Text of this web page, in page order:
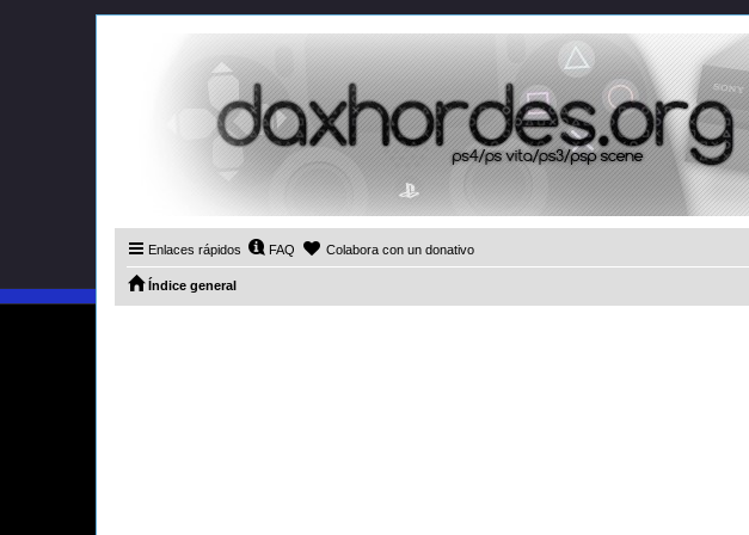
Enlaces rápidos FAQ Colabora con un donativo
Índice general